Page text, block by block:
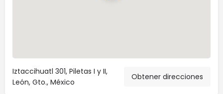
Iztaccihuatl 301, Piletas I y II,
León, Gto., México
Obtener direcciones